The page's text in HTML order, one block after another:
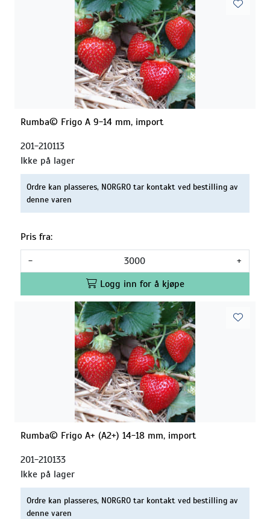
Rumba© Frigo A 9-14 mm, import
201-210113
Ikke på lager
Ordre kan plasseres, NORGRO tar kontakt ved bestilling av
denne varen
Pris fra:
-
+
Logg inn for å kjøpe
Rumba© Frigo A+ (A2+) 14-18 mm, import
201-210133
Ikke på lager
Ordre kan plasseres, NORGRO tar kontakt ved bestilling av
denne varen